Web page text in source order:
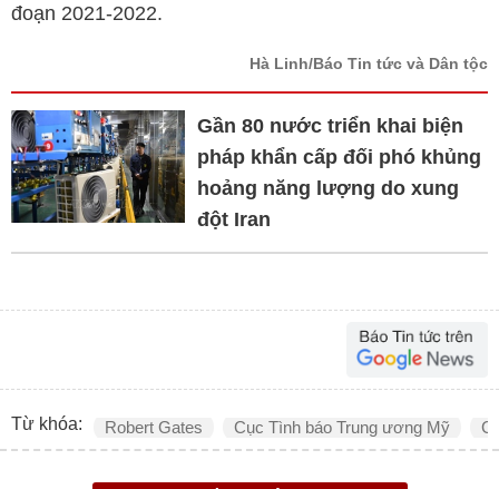
đoạn 2021-2022.
Hà Linh/Báo Tin tức và Dân tộc
Gần 80 nước triển khai biện
pháp khẩn cấp đối phó khủng
hoảng năng lượng do xung
đột Iran
Từ khóa: Robert Gates Cục Tình báo Trung ương Mỹ